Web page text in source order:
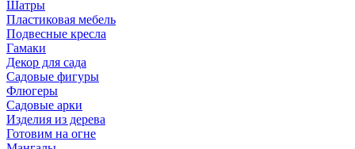
Шатры
Пластиковая мебель
Подвесные кресла
Гамаки
Декор для сада
Садовые фигуры
Флюгеры
Садовые арки
Изделия из дерева
Готовим на огне